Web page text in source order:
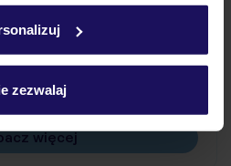
zezwalaj
zgłaszającą?
TUI?
otrzymam karty
więcej